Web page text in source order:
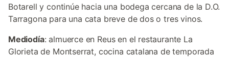
Botarell y continúe hacia una bodega cercana de la D.O.
Tarragona para una cata breve de dos o tres vinos.
Mediodía: almuerce en Reus en el restaurante La
Glorieta de Montserrat, cocina catalana de temporada